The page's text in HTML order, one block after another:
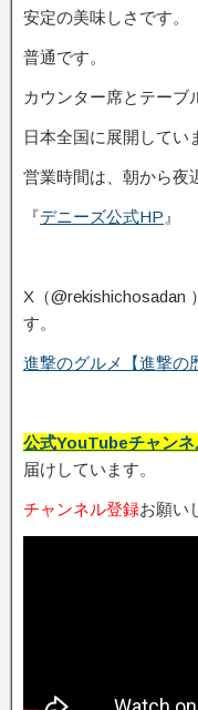
安定の美味しさです。
普通です。
カウンター席とテーブ
日本全国に展開してい
営業時間は、朝から夜
『デニーズ公式HP 』
X（@rekishichosadan
す。
進撃のグルメ【進撃の
公式YouTubeチャンネ
届けしています。
チャンネル登録お願い